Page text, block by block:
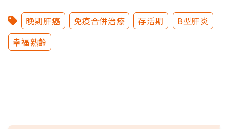
晚期肝癌 免疫合併治療 存活期
B型肝炎
幸福熟齡